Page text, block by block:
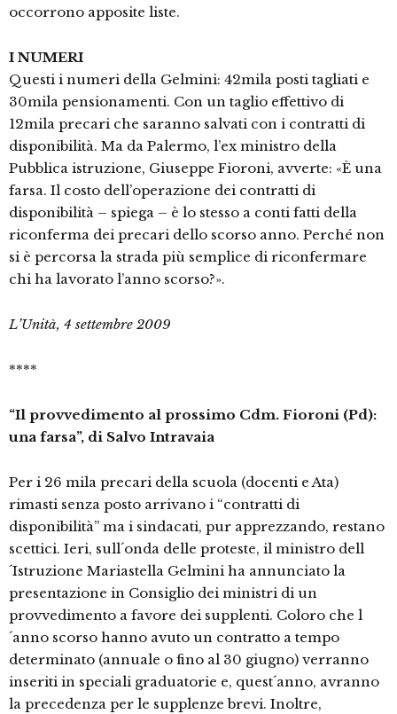
occorrono apposite liste.
I NUMERI
Questi i numeri della Gelmini: 42mila posti tagliati e
30mila pensionamenti. Con un taglio effettivo di
12mila precari che saranno salvati con i contratti di
disponibilità. Ma da Palermo, l’ex ministro della
Pubblica istruzione, Giuseppe Fioroni, avverte: «È una
farsa. Il costo dell’operazione dei contratti di
disponibilità – spiega – è lo stesso a conti fatti della
riconferma dei precari dello scorso anno. Perché non
si è percorsa la strada più semplice di riconfermare
chi ha lavorato l’anno scorso?».
L’Unità, 4 settembre 2009
****
“Il provvedimento al prossimo Cdm. Fioroni (Pd):
una farsa”, di Salvo Intravaia
Per i 26 mila precari della scuola (docenti e Ata)
rimasti senza posto arrivano i “contratti di
disponibilità” ma i sindacati, pur apprezzando, restano
scettici. Ieri, sull´onda delle proteste, il ministro dell
´Istruzione Mariastella Gelmini ha annunciato la
presentazione in Consiglio dei ministri di un
provvedimento a favore dei supplenti. Coloro che l
´anno scorso hanno avuto un contratto a tempo
determinato (annuale o fino al 30 giugno) verranno
inseriti in speciali graduatorie e, quest´anno, avranno
la precedenza per le supplenze brevi. Inoltre,